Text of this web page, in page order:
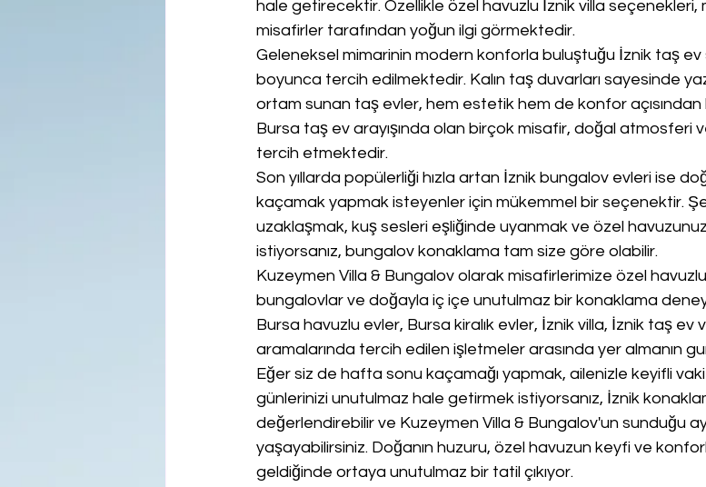
hale getirecektir. Özellikle özel havuzlu İznik villa
misafirler tarafından yoğun ilgi görmektedir.
Geleneksel mimarinin modern konforla buluştuğu İznik taş
boyunca tercih edilmektedir. Kalın taş duvarları sayesinde
ortam sunan taş evler, hem estetik hem de konfor açısından
Bursa taş ev arayışında olan birçok misafir, doğal atmosferi
tercih etmektedir.
Son yıllarda popülerliği hızla artan İznik bungalov evleri ise
kaçamak yapmak isteyenler için mükemmel bir seçenektir.
uzaklaşmak, kuş sesleri eşliğinde uyanmak ve özel
istiyorsanız, bungalov konaklama tam size göre olabilir.
Kuzeymen Villa & Bungalov olarak misafirlerimize özel
bungalovlar ve doğayla iç içe unutulmaz bir konaklama
Bursa havuzlu evler, Bursa kiralık evler, İznik villa, İznik taş ev
aramalarında tercih edilen işletmeler arasında yer almanın
Eğer siz de hafta sonu kaçamağı yapmak, ailenizle keyifli
günlerinizi unutulmaz hale getirmek istiyorsanız, İznik
değerlendirebilir ve Kuzeymen Villa & Bungalov'un sunduğu
yaşayabilirsiniz. Doğanın huzuru, özel havuzun keyfi ve
geldiğinde ortaya unutulmaz bir tatil çıkıyor.